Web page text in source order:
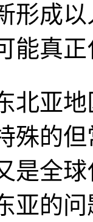
形成
能真
北亚
殊的
是全
亚的